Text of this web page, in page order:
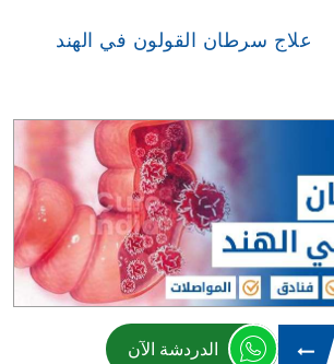
علاج سرطان القولون في الهند
الدردشة الآن